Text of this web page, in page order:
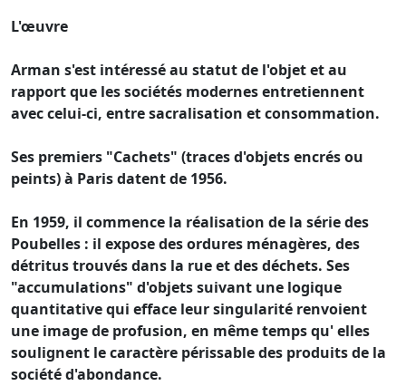
L'œuvre
Arman s'est intéressé au statut de l'objet et au
rapport que les sociétés modernes entretiennent
avec celui-ci, entre sacralisation et consommation.
Ses premiers "Cachets" (traces d'objets encrés ou
peints) à Paris datent de 1956.
En 1959, il commence la réalisation de la série des
Poubelles : il expose des ordures ménagères, des
détritus trouvés dans la rue et des déchets. Ses
"accumulations" d'objets suivant une logique
quantitative qui efface leur singularité renvoient
une image de profusion, en même temps qu' elles
soulignent le caractère périssable des produits de la
société d'abondance.